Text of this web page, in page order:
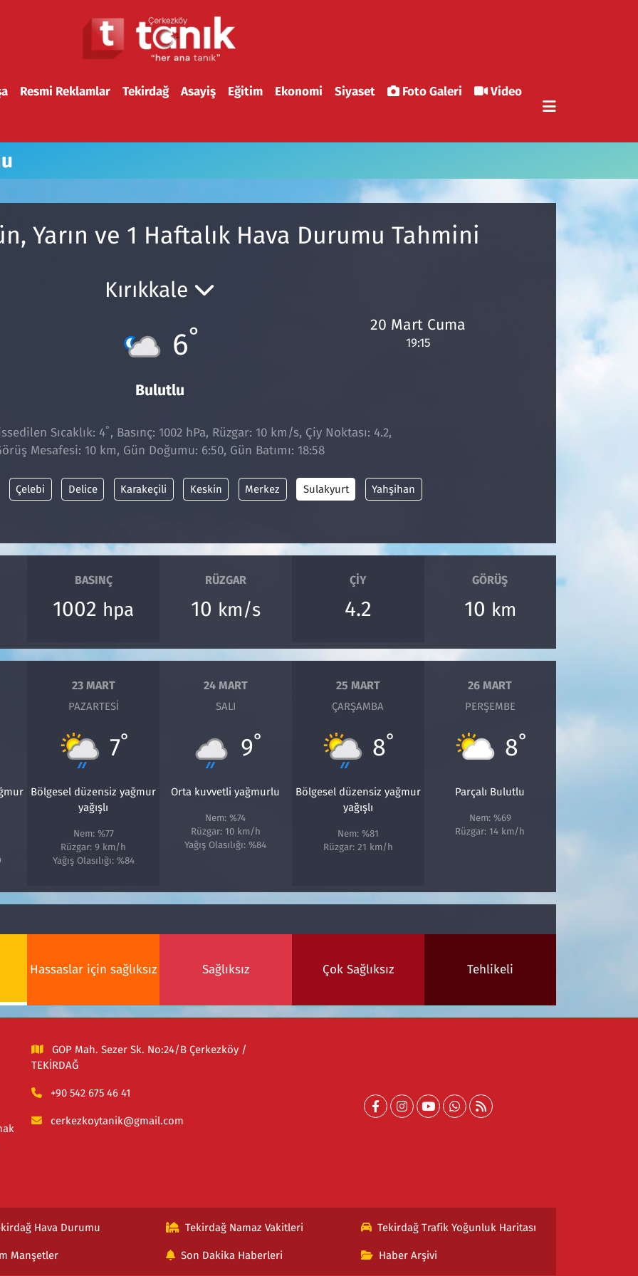
Resmi Reklamlar Tekirdağ Asayiş Eğitim Ekonomi Siyaset Foto Galeri
Video
Yarın ve 1 Haftalık Hava Durumu Tahmini
Kırıkkale
6°
Bulutlu
20 Mart Cuma
19:15
Sıcaklık: 4° , Basınç: 1002 hPa, Rüzgar: 10 km/s, Çiy Noktası: 4.2,
Mesafesi: 10 km, Gün Doğumu: 6:50, Gün Batımı: 18:58
Çelebi Delice Karakeçili Keskin Merkez Sulakyurt Yahşihan
BASINÇ
1002 hpa
RÜZGAR
10 km/s
ÇIY
4.2
GÖRÜŞ
10 km
23 MART
PAZARTESI
7°
Bölgesel düzensiz yağmur
yağışlı
Nem: %77
Rüzgar: 9 km/h
Yağış Olasılığı: %84
24 MART
SALI
9°
Orta kuvvetli yağmurlu
Nem: %74
Rüzgar: 10 km/h
Yağış Olasılığı: %84
25 MART
ÇARŞAMBA
8°
Bölgesel düzensiz yağmur
yağışlı
Nem: %81
Rüzgar: 21 km/h
26 MART
PERŞEMBE
8°
Parçalı Bulutlu
Nem: %69
Rüzgar: 14 km/h
Hassaslar için sağlıksız Sağlıksız Çok Sağlıksız Tehlikeli
GOP Mah. Sezer Sk. No:24/B Çerkezköy /
TEKİRDAĞ
+90 542 675 46 41
cerkezkoytanik@gmail.com
Hava Durumu Tekirdağ Namaz Vakitleri Tekirdağ Trafik Yoğunluk Haritası
Manşetler Son Dakika Haberleri Haber Arşivi